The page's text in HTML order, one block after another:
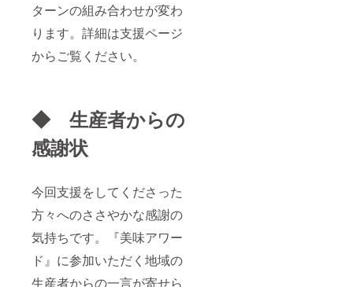
ターンの組み合わせが変わ
ります。詳細は支援ページ
からご覧ください。
◆ 生産者からの
感謝状
今回支援をしてくださった
方々へのささやかな感謝の
気持ちです。『美味アワー
ド』に参加いただく地域の
生産者からの一言が寄せら